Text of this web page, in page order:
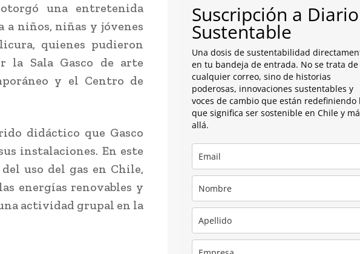
otorgó una entretenida
a niños, niñas y jóvenes
quienes pudieron
la Sala Gasco de arte
y el Centro de
didáctico que Gasco
instalaciones. En este
uso del gas en Chile,
energías renovables y
actividad grupal en la
Suscripción a Diario
Sustentable
Una dosis de sustentabilidad
en tu bandeja de entrada. No se trata de
cualquier correo, sino de historias
poderosas, innovaciones sustentables y
voces de cambio que están redefiniendo
que significa ser sostenible en Chile y
allá.